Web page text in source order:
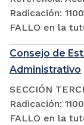
Radicación:
FALLO en la
Consejo de
Administrativo
SECCIÓN
Radicación:
FALLO en la